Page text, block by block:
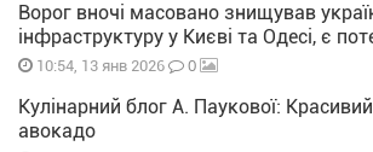
Ворог вночі масовано знищував
інфраструктуру у Києві та Одесі, є
10:54, 13 янв 2026 0
Кулінарний блог А. Паукової:
авокадо